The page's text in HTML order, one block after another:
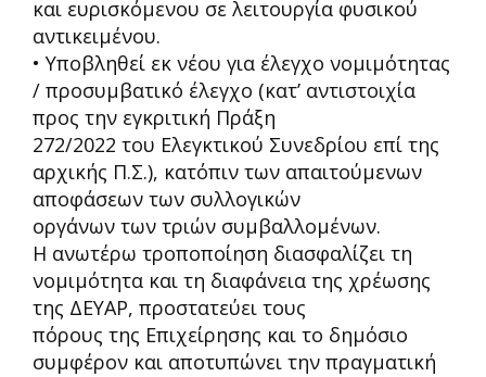
και ευρισκόμενου σε λειτουργία φυσικού
αντικειμένου.
• Υποβληθεί εκ νέου για έλεγχο νομιμότητας
/ προσυμβατικό έλεγχο (κατ’ αντιστοιχία
προς την εγκριτική Πράξη
272/2022 του Ελεγκτικού Συνεδρίου επί της
αρχικής Π.Σ.), κατόπιν των απαιτούμενων
αποφάσεων των συλλογικών
οργάνων των τριών συμβαλλομένων.
Η ανωτέρω τροποποίηση διασφαλίζει τη
νομιμότητα και τη διαφάνεια της χρέωσης
της ΔΕΥΑΡ, προστατεύει τους
πόρους της Επιχείρησης και το δημόσιο
συμφέρον και αποτυπώνει την πραγματική